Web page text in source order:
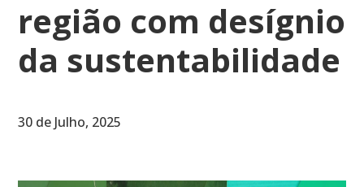
região com desígnio
da sustentabilidade
30 de Julho, 2025